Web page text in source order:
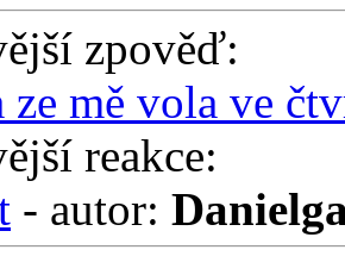
zpověď:
ze mě vola ve
reakce:
- autor: